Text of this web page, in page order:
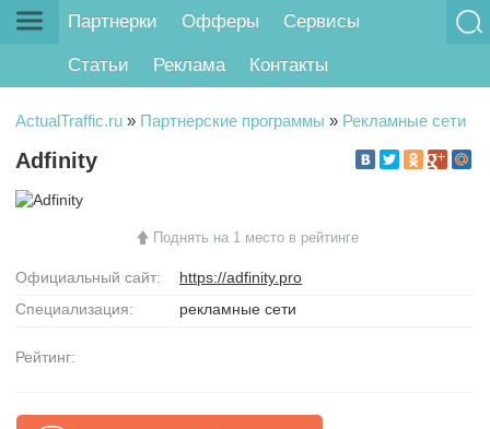
Партнерки Офферы Сервисы
Статьи Реклама Контакты
ActualTraffic.ru » Партнерские программы » Рекламные сети
Adfinity
Поднять на 1 место в рейтинге
Официальный сайт:
https://adfinity.pro
Специализация:
рекламные сети
Рейтинг: